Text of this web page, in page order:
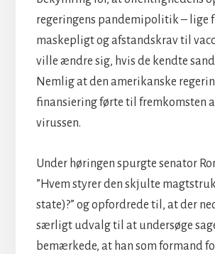
regeringens pandemipolitik – lige
maskepligt og afstandskrav til
ville ændre sig, hvis de kendte
Nemlig at den amerikanske
finansiering førte til fremkomsten
virussen.
Under høringen spurgte senator
”Hvem styrer den skjulte
state)?” og opfordrede til, at der
særligt udvalg til at undersøge
bemærkede, at han som formand